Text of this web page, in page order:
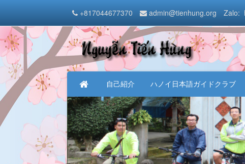
自己紹介 ハノイ日本語ガイドクラブ
+817044677370 admin@tienhung.org Zalo: